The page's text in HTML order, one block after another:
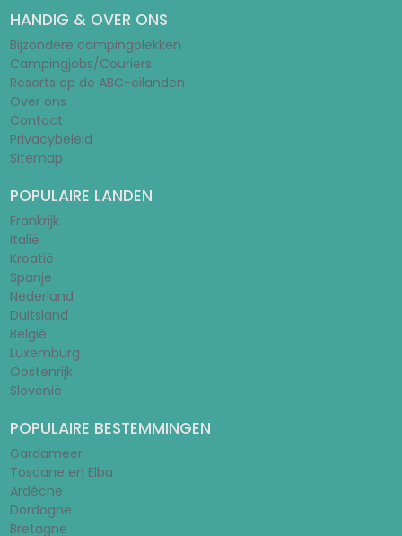
HANDIG & OVER ONS
Bijzondere campingplekken
Campingjobs/Couriers
Resorts op de ABC-eilanden
Over ons
Contact
Privacybeleid
Sitemap
POPULAIRE LANDEN
Frankrijk
Italië
Kroatië
Spanje
Nederland
Duitsland
België
Luxemburg
Oostenrijk
Slovenië
POPULAIRE BESTEMMINGEN
Gardameer
Toscane en Elba
Ardèche
Dordogne
Bretagne